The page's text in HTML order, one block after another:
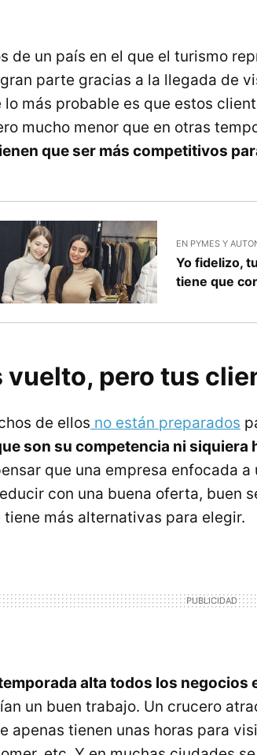
de un país en el que el turismo
gran parte gracias a la llegada de
lo más probable es que estos
mucho menor que en otras
que ser más competitivos
EN PYMES Y
Yo fidelizo,
tiene que
vuelto, pero tus
de ellos no están preparados
son su competencia ni siquiera
que una empresa enfocada
con una buena oferta, buen
más alternativas para elegir.
alta todos los negocios
un buen trabajo. Un crucero
apenas tienen unas horas para